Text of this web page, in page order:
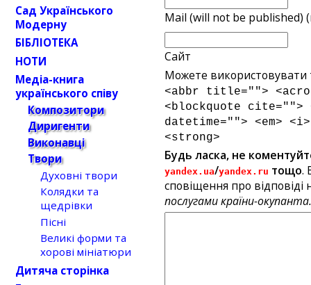
Mail (will not be published)
Сайт
Можете використовувати
<abbr title="">
<blockquote cite="">
datetime=""> <em>
<strong>
Будь ласка, не
yandex.ua/yandex.ru тощо.
сповіщення про відповіді
послугами країни-
Сад Українського
Модерну
БІБЛІОТЕКА
НОТИ
Медіа-книга
українського співу
Композитори
Диригенти
Виконавці
Твори
Духовні твори
Колядки та
щедрівки
Пісні
Великі форми та
хорові мініатюри
Дитяча сторінка